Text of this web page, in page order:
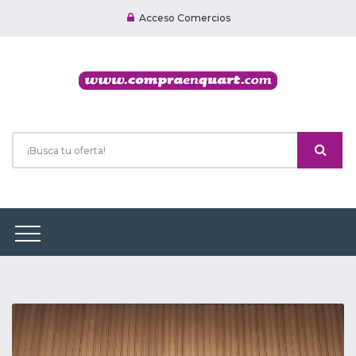
Acceso Comercios